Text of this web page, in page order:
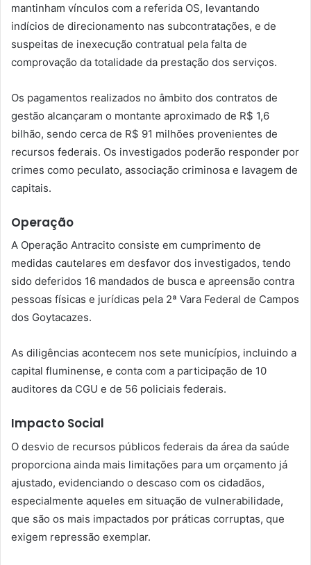
mantinham vínculos com a referida OS, levantando
indícios de direcionamento nas subcontratações, e de
suspeitas de inexecução contratual pela falta de
comprovação da totalidade da prestação dos serviços.
Os pagamentos realizados no âmbito dos contratos de
gestão alcançaram o montante aproximado de R$ 1,6
bilhão, sendo cerca de R$ 91 milhões provenientes de
recursos federais. Os investigados poderão responder por
crimes como peculato, associação criminosa e lavagem de
capitais.
Operação
A Operação Antracito consiste em cumprimento de
medidas cautelares em desfavor dos investigados, tendo
sido deferidos 16 mandados de busca e apreensão contra
pessoas físicas e jurídicas pela 2ª Vara Federal de Campos
dos Goytacazes.
As diligências acontecem nos sete municípios, incluindo a
capital fluminense, e conta com a participação de 10
auditores da CGU e de 56 policiais federais.
Impacto Social
O desvio de recursos públicos federais da área da saúde
proporciona ainda mais limitações para um orçamento já
ajustado, evidenciando o descaso com os cidadãos,
especialmente aqueles em situação de vulnerabilidade,
que são os mais impactados por práticas corruptas, que
exigem repressão exemplar.